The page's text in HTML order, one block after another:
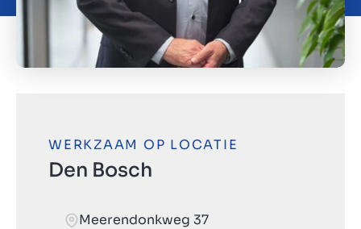
WERKZAAM OP LOCATIE
Den Bosch
Meerendonkweg 37